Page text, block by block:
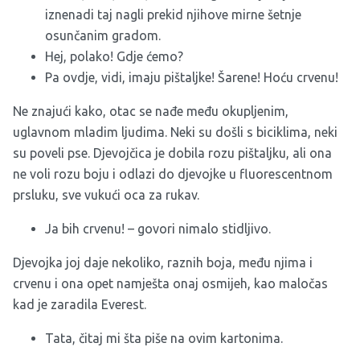
iznenadi taj nagli prekid njihove mirne šetnje
osunčanim gradom.
Hej, polako! Gdje ćemo?
Pa ovdje, vidi, imaju pištaljke! Šarene! Hoću crvenu!
Ne znajući kako, otac se nađe među okupljenim,
uglavnom mladim ljudima. Neki su došli s biciklima, neki
su poveli pse. Djevojčica je dobila rozu pištaljku, ali ona
ne voli rozu boju i odlazi do djevojke u fluorescentnom
prsluku, sve vukući oca za rukav.
Ja bih crvenu! – govori nimalo stidljivo.
Djevojka joj daje nekoliko, raznih boja, među njima i
crvenu i ona opet namješta onaj osmijeh, kao maločas
kad je zaradila Everest.
Tata, čitaj mi šta piše na ovim kartonima.